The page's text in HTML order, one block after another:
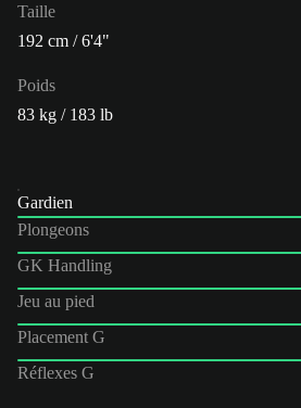
Taille
192 cm / 6'4"
Poids
83 kg / 183 lb
Gardien
Plongeons
GK Handling
Jeu au pied
Placement G
Réflexes G